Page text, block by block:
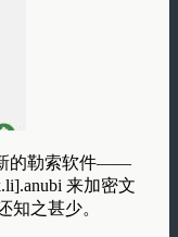
新的勒索软件——
来加密文
知之甚少。